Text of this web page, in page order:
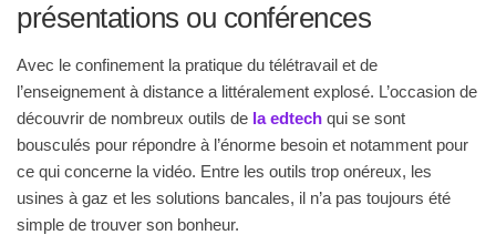
présentations ou conférences
Avec le confinement la pratique du télétravail et de
l’enseignement à distance a littéralement explosé. L’occasion de
découvrir de nombreux outils de la edtech qui se sont
bousculés pour répondre à l’énorme besoin et notamment pour
ce qui concerne la vidéo. Entre les outils trop onéreux, les
usines à gaz et les solutions bancales, il n’a pas toujours été
simple de trouver son bonheur.